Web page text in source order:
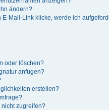
ändern?
Mail-Link klicke, werde ich
oder löschen?
anfügen?
erstellen?
nicht zugreifen?